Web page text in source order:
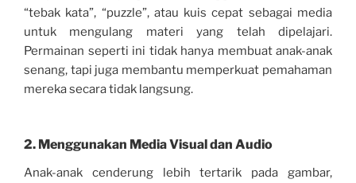
“tebak kata”, “puzzle”, atau kuis cepat sebagai media
untuk mengulang materi yang telah dipelajari.
Permainan seperti ini tidak hanya membuat anak-anak
senang, tapi juga membantu memperkuat pemahaman
mereka secara tidak langsung.
2. Menggunakan Media Visual dan Audio
Anak-anak cenderung lebih tertarik pada gambar,